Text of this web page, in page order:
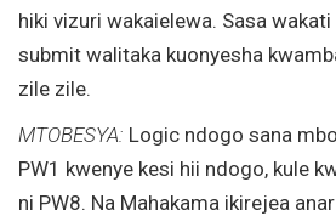
hiki vizuri wakaielewa. Sasa
submit walitaka kuonyesha
zile zile.
MTOBESYA: Logic ndogo sana
PW1 kwenye kesi hii ndogo, kule
ni PW8. Na Mahakama ikirejea